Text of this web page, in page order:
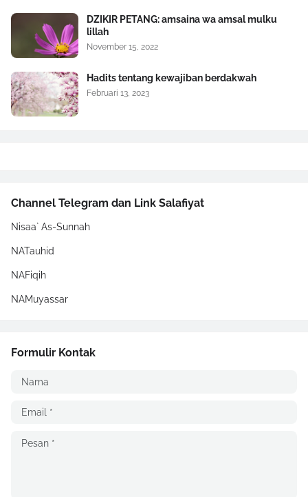
DZIKIR PETANG: amsaina wa amsal mulku
lillah
November 15, 2022
Hadits tentang kewajiban berdakwah
Februari 13, 2023
Channel Telegram dan Link Salafiyat
Nisaa` As-Sunnah
NATauhid
NAFiqih
NAMuyassar
Formulir Kontak